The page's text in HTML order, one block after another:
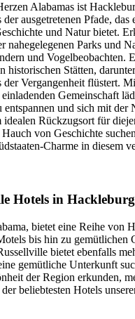
Alabamas ist
der ausgetretenen Pfade,
und Natur bietet.
nahegelegenen Parks und
und Vogelbeobachten.
historischen Stätten,
der Vergangenheit flüstert.
einladenden Gemeinschaft
entspannen und sich mit der
idealen Rückzugsort für
von Geschichte
Charme in diesem
Hotels in Hackleburg
bietet eine Reihe von
bis hin zu gemütlichen
bietet ebenfalls
gemütliche Unterkunft
der Region erkunden,
beliebtesten Hotels